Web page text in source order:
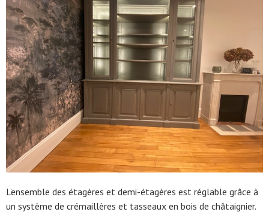
L’ensemble des étagères et demi-étagères est réglable grâce à
un système de crémaillères et tasseaux en bois de châtaignier.